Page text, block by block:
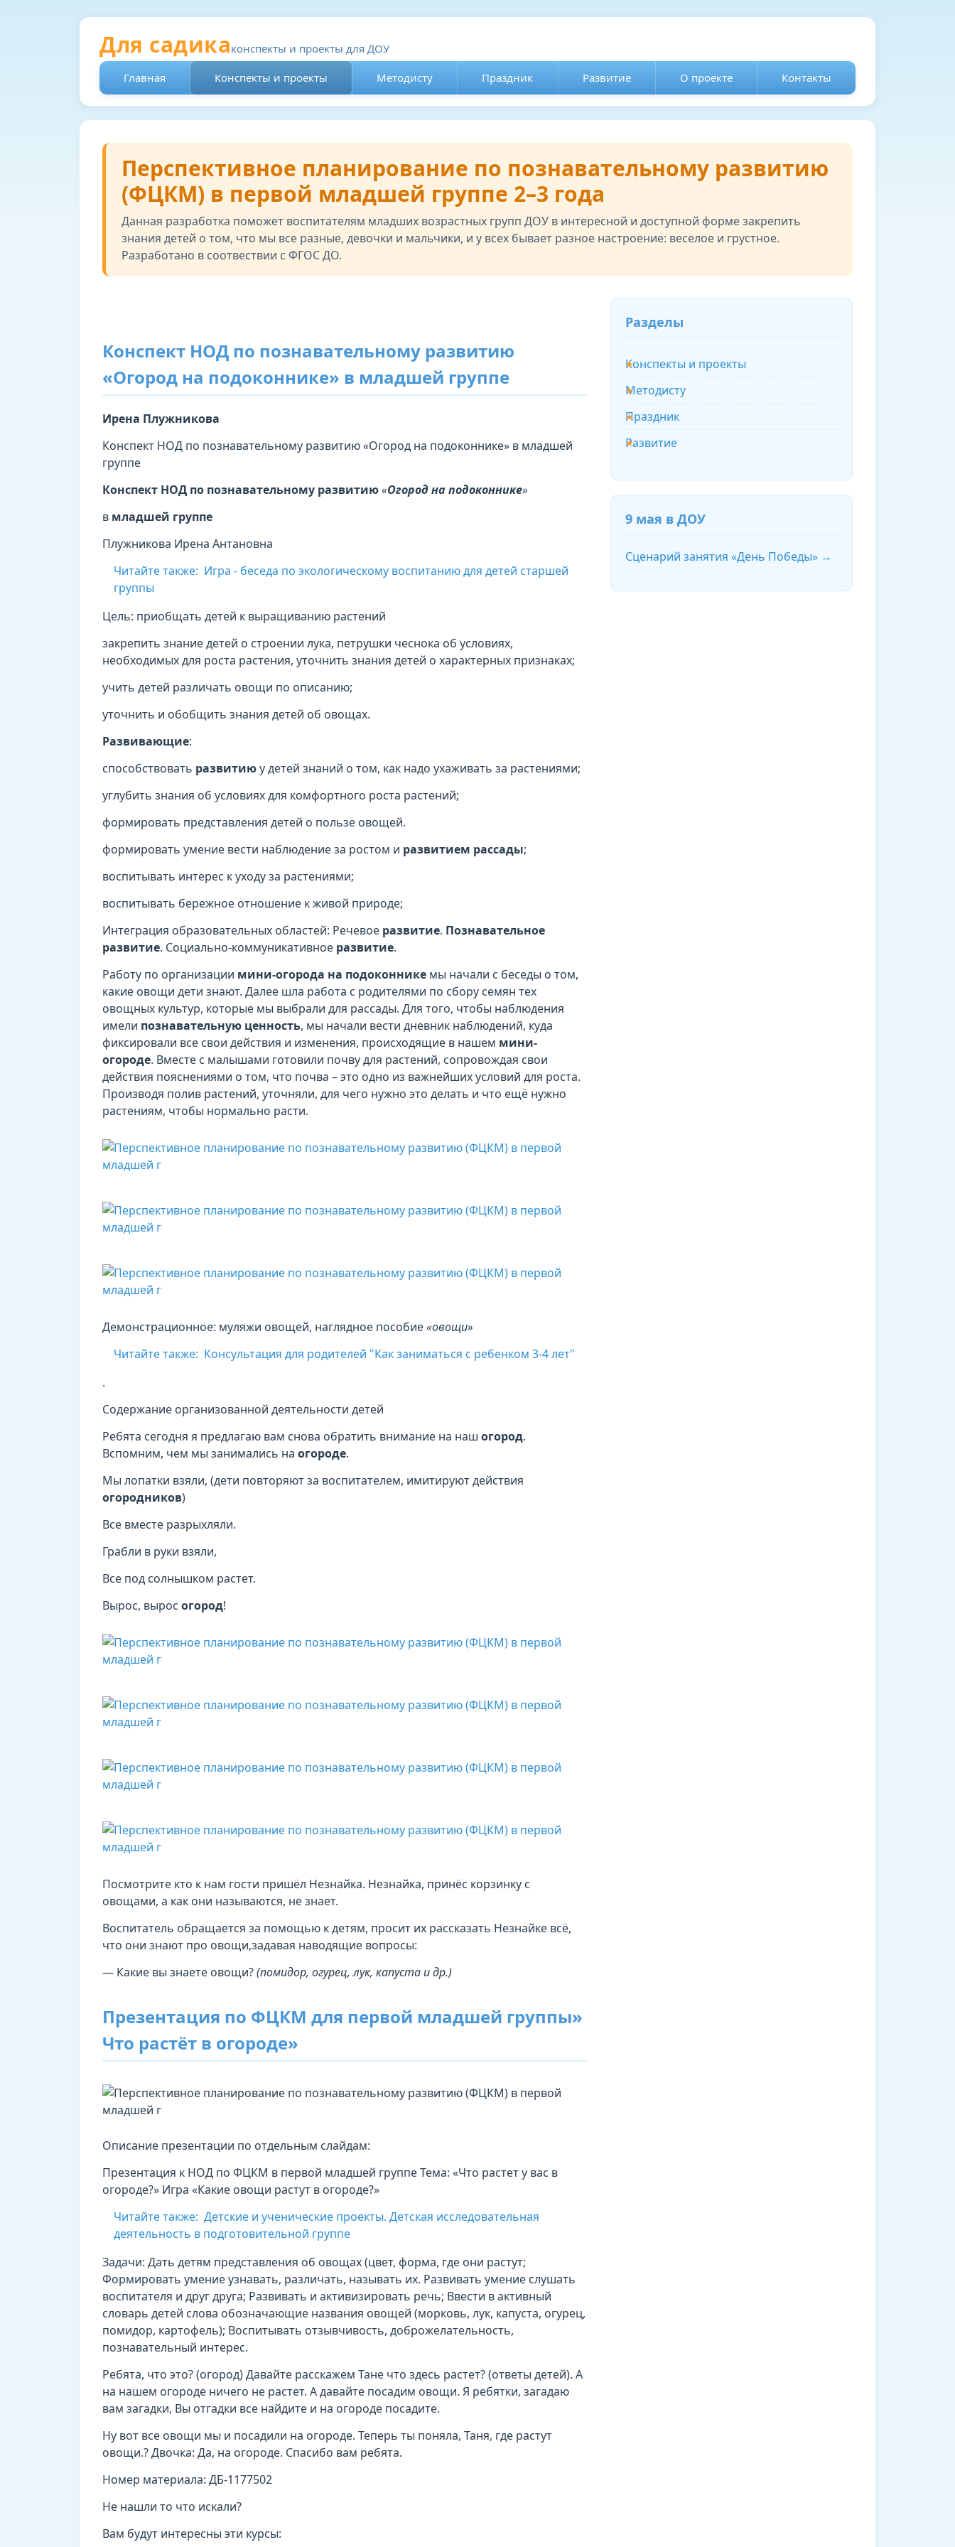
Для садикаконспекты и проекты для ДОУ
Главная Конспекты и проекты Методисту Праздник Развитие О проекте Контакты
Перспективное планирование по познавательному развитию
(ФЦКМ) в первой младшей группе 2–3 года
Данная разработка поможет воспитателям младших возрастных групп ДОУ в интересной и доступной форме закрепить
знания детей о том, что мы все разные, девочки и мальчики, и у всех бывает разное настроение: веселое и грустное.
Разработано в соотвествии с ФГОС ДО.
Конспект НОД по познавательному развитию
«Огород на подоконнике» в младшей группе
Ирена Плужникова
Конспект НОД по познавательному развитию «Огород на подоконнике» в младшей
группе
Конспект НОД по познавательному развитию«Огород на подоконнике»
в младшей группе
Плужникова Ирена Антановна
Читайте также: Игра - беседа по экологическому воспитанию для детей старшей
группы
Цель: приобщать детей к выращиванию растений
закрепить знание детей о строении лука, петрушки чеснока об условиях,
необходимых для роста растения, уточнить знания детей о характерных признаках;
учить детей различать овощи по описанию;
уточнить и обобщить знания детей об овощах.
Развивающие:
способствовать развитиюу детей знаний о том, как надо ухаживать за растениями;
углубить знания об условиях для комфортного роста растений;
формировать представления детей о пользе овощей.
формировать умение вести наблюдение за ростом и развитием рассады;
воспитывать интерес к уходу за растениями;
воспитывать бережное отношение к живой природе;
Интеграция образовательных областей: Речевое развитие. Познавательное
развитие. Социально-коммуникативное развитие.
Работу по организации мини-огорода на подоконнике мы начали с беседы о том,
какие овощи дети знают. Далее шла работа с родителями по сбору семян тех
овощных культур, которые мы выбрали для рассады. Для того, чтобы наблюдения
имели познавательную ценность, мы начали вести дневник наблюдений, куда
фиксировали все свои действия и изменения, происходящие в нашем мини-
огороде. Вместе с малышами готовили почву для растений, сопровождая свои
действия пояснениями о том, что почва – это одно из важнейших условий для роста.
Производя полив растений, уточняли, для чего нужно это делать и что ещё нужно
растениям, чтобы нормально расти.
Демонстрационное: муляжи овощей, наглядное пособие«овощи»
Читайте также: Консультация для родителей "Как заниматься с ребенком 3-4 лет"
.
Содержание организованной деятельности детей
Ребята сегодня я предлагаю вам снова обратить внимание на наш огород.
Вспомним, чем мы занимались на огороде.
Мы лопатки взяли, (дети повторяют за воспитателем, имитируют действия
огородников)
Все вместе разрыхляли.
Грабли в руки взяли,
Все под солнышком растет.
Вырос, вырос огород!
Посмотрите кто к нам гости пришёл Незнайка. Незнайка, принёс корзинку с
овощами, а как они называются, не знает.
Воспитатель обращается за помощью к детям, просит их рассказать Незнайке всё,
что они знают про овощи,задавая наводящие вопросы:
— Какие вы знаете овощи?(помидор, огурец, лук, капуста и др.)
Презентация по ФЦКМ для первой младшей группы»
Что растёт в огороде»
Описание презентации по отдельным слайдам:
Презентация к НОД по ФЦКМ в первой младшей группе Тема: «Что растет у вас в
огороде?» Игра «Какие овощи растут в огороде?»
Читайте также: Детские и ученические проекты. Детская исследовательная
деятельность в подготовительной группе
Задачи: Дать детям представления об овощах (цвет, форма, где они растут;
Формировать умение узнавать, различать, называть их. Развивать умение слушать
воспитателя и друг друга; Развивать и активизировать речь; Ввести в активный
словарь детей слова обозначающие названия овощей (морковь, лук, капуста, огурец,
помидор, картофель); Воспитывать отзывчивость, доброжелательность,
познавательный интерес.
Ребята, что это? (огород) Давайте расскажем Тане что здесь растет? (ответы детей). А
на нашем огороде ничего не растет. А давайте посадим овощи. Я ребятки, загадаю
вам загадки, Вы отгадки все найдите и на огороде посадите.
Ну вот все овощи мы и посадили на огороде. Теперь ты поняла, Таня, где растут
овощи.? Двочка: Да, на огороде. Спасибо вам ребята.
Номер материала: ДБ-1177502
Не нашли то что искали?
Вам будут интересны эти курсы:
Разделы
Конспекты и проекты
Методисту
Праздник
Развитие
9 мая в ДОУ
Сценарий занятия «День Победы» →